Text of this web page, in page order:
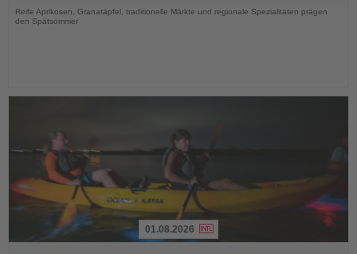
Reife Aprikosen, Granatäpfel, traditionelle Märkte und regionale Spezialitäten prägen
den Spätsommer
01.08.2026